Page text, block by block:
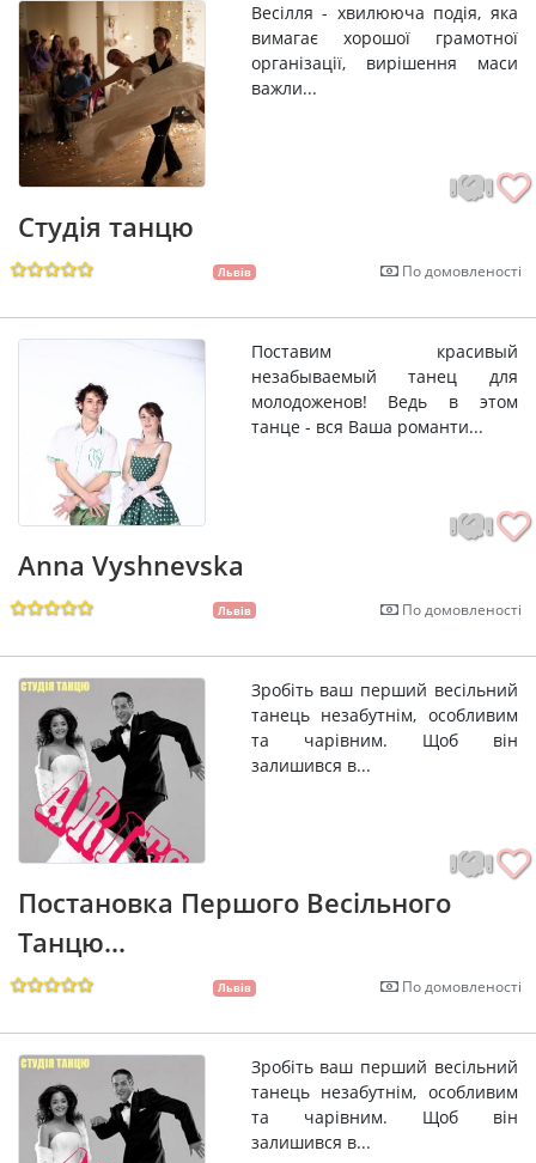
Весілля - хвилююча подія, яка
вимагає хорошої грамотної
організації, вирішення маси
важли...
Студія танцю
Львів По домовленості
Поставим красивый
незабываемый танец для
молодоженов! Ведь в этом
танце - вся Ваша романти...
Anna Vyshnevska
Львів По домовленості
Зробіть ваш перший весільний
танець незабутнім, особливим
та чарівним. Щоб він
залишився в...
Постановка Першого Весільного
Танцю...
Львів По домовленості
Зробіть ваш перший весільний
танець незабутнім, особливим
та чарівним. Щоб він
залишився в...